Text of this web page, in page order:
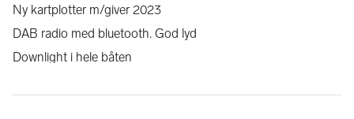
Ny kartplotter m/giver 2023
DAB radio med bluetooth. God lyd
Downlight i hele båten